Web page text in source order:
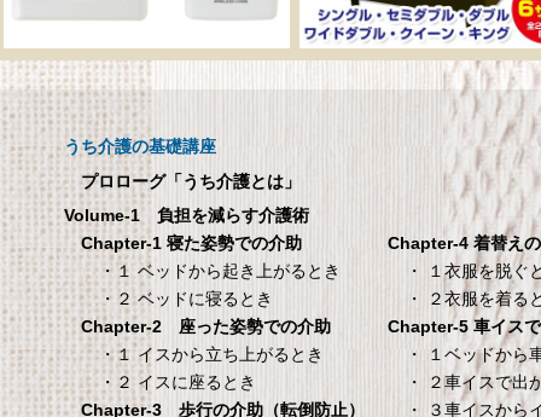
呼び出しチャイムセット
X810
呼び出しチャイムセット X810
メーカー直販 ベッ
ックスシーツ 防水
ツ 【介護シーツ･ベ
用防水シーツ】シ
100×200×30cm ク
メーカー直販 ベッド用ボ
シーツ 防水シーツ 【介護
ベッド用防水シーツ】シ
100×200×30cm クリー
タンスのゲン 介護用ベ
ッドテーブル キャスタ
ー付き 伸縮式 高さ調節
TANITA 【乗った人
タリと当てる「乗
機能」搭載】 体組
うち介護の基礎講座
プロローグ「うち介護とは」
Volume-1 負担を減らす介護術
Chapter-1 寝た姿勢での介助
・１ ベッドから起き上がるとき
・２ ベッドに寝るとき
Chapter-2 座った姿勢での介助
・１ イスから立ち上がるとき
・２ イスに座るとき
Chapter-3 歩行の介助（転倒防止）
Chapter-4 着替え
・ １衣服を脱ぐ
・ ２衣服を着る
Chapter-5 車イス
・ １ベッドから
・ ２車イスで出
・ ３車イスから